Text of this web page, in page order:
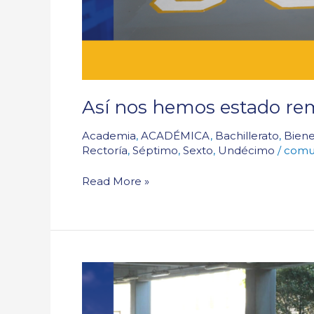
Así nos hemos estado
Academia, ACADÉMICA, Bachillerato,
Rectoría, Séptimo, Sexto, Undécimo /
Read More »
Con
Eucaristía: